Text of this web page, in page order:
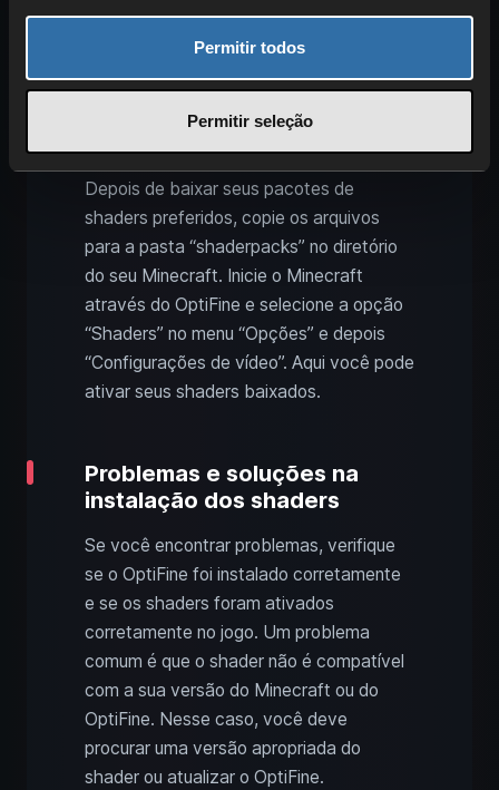
Permitir todos
Permitir seleção
shaders de sites confiáveis da
Integre os pacotes de shaders no
Depois de baixar seus pacotes de
shaders preferidos, copie os arquivos
para a pasta “shaderpacks” no diretório
do seu Minecraft. Inicie o Minecraft
através do OptiFine e selecione a opção
“Shaders” no menu “Opções” e depois
“Configurações de vídeo”. Aqui você pode
ativar seus shaders baixados.
Problemas e soluções na
instalação dos shaders
Se você encontrar problemas, verifique
se o OptiFine foi instalado corretamente
e se os shaders foram ativados
corretamente no jogo. Um problema
comum é que o shader não é compatível
com a sua versão do Minecraft ou do
OptiFine. Nesse caso, você deve
procurar uma versão apropriada do
shader ou atualizar o OptiFine.